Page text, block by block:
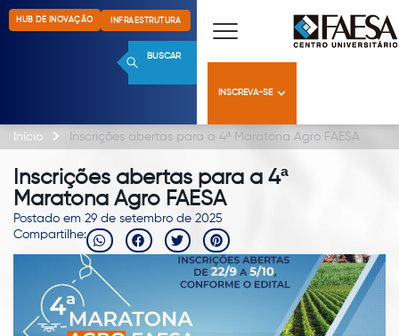
HUB DE INOVAÇÃO INFRAESTRUTURA
BUSCAR
INSCREVA-SE
Início Inscrições abertas para a 4ª Maratona Agro FAESA
Inscrições abertas para a 4ª
Maratona Agro FAESA
Postado em 29 de setembro de 2025
Compartilhe: